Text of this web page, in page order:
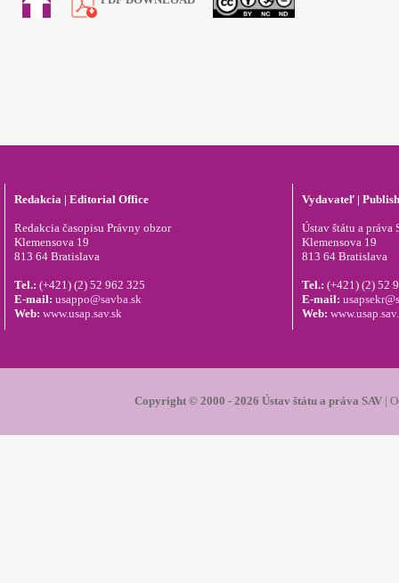
Redakcia | Editorial Office
Redakcia časopisu Právny obzor
Klemensova 19
813 64 Bratislava
Tel.: (+421) (2) 52 962 325
E-mail: usappo@savba.sk
Web: www.usap.sav.sk
Vydavateľ |
Ústav štátu a práva
Klemensova 19
813 64 Bratislava
Tel.: (+421) (2) 52
E-mail:
Web:
Copyright © 2000 - 2026 Ústav štátu a práva SAV|